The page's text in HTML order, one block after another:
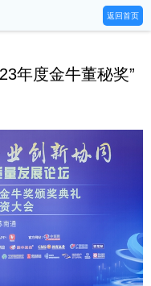
返回首页
年度金牛董秘奖”